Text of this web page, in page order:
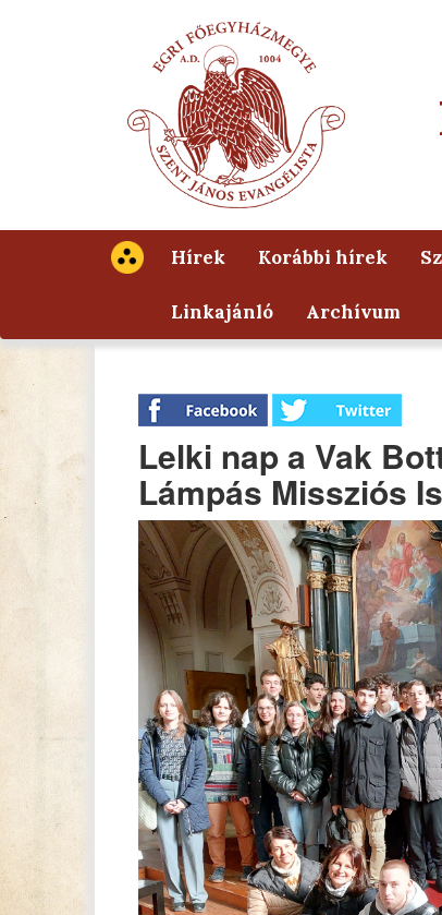
Hírek Korábbi hírek
Linkajánló Archívum
Lelki nap a Vak
Lámpás Missziós